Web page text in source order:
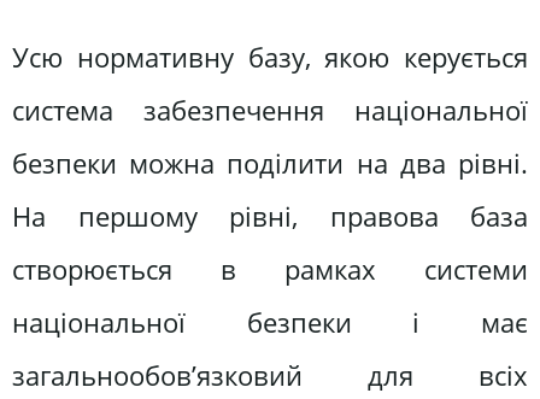
Усю нормативну базу, якою керується
система забезпечення національної
безпеки можна поділити на два рівні.
На першому рівні, правова база
створюється в рамках системи
національної безпеки і має
загальнообов’язковий для всіх